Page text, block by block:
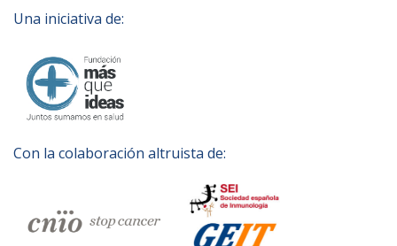
Una iniciativa de:
Con la colaboración altruista de: